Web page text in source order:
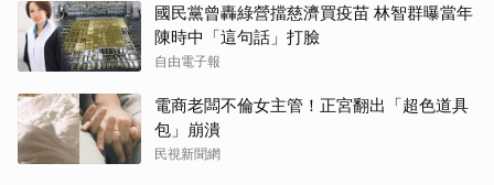
國民黨曾轟綠營擋慈濟買疫苗 林智群曝當年
陳時中「這句話」打臉
自由電子報
電商老闆不倫女主管！正宮翻出「超色道具
包」崩潰
民視新聞網